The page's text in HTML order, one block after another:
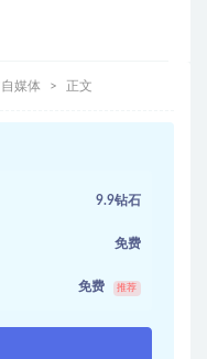
媒体 正文
9.9钻石
免费
免费 推荐